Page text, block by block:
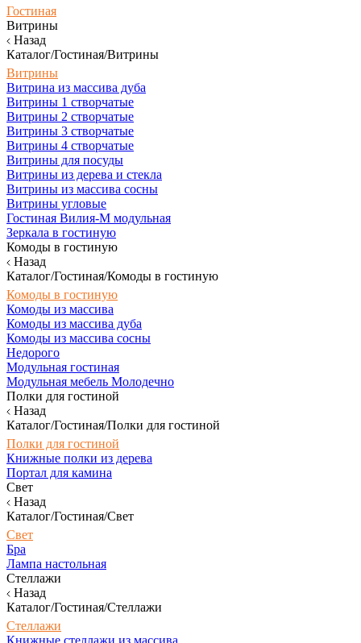
Гостиная
Витрины
Назад
Каталог/Гостиная/Витрины
Витрины
Витрина из массива дуба
Витрины 1 створчатые
Витрины 2 створчатые
Витрины 3 створчатые
Витрины 4 створчатые
Витрины для посуды
Витрины из дерева и стекла
Витрины из массива сосны
Витрины угловые
Гостиная Вилия-М модульная
Зеркала в гостиную
Комоды в гостиную
Назад
Каталог/Гостиная/Комоды в гостиную
Комоды в гостиную
Комоды из массива
Комоды из массива дуба
Комоды из массива сосны
Недорого
Модульная гостиная
Модульная мебель Молодечно
Полки для гостиной
Назад
Каталог/Гостиная/Полки для гостиной
Полки для гостиной
Книжные полки из дерева
Портал для камина
Свет
Назад
Каталог/Гостиная/Свет
Свет
Бра
Лампа настольная
Стеллажи
Назад
Каталог/Гостиная/Стеллажи
Стеллажи
Книжные стеллажи из массива